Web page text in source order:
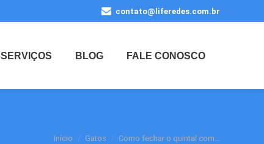
contato@liferedes.com.br
SERVIÇOS BLOG FALE CONOSCO
Você está aqui:
Início Gatos Como fechar o quintal com…